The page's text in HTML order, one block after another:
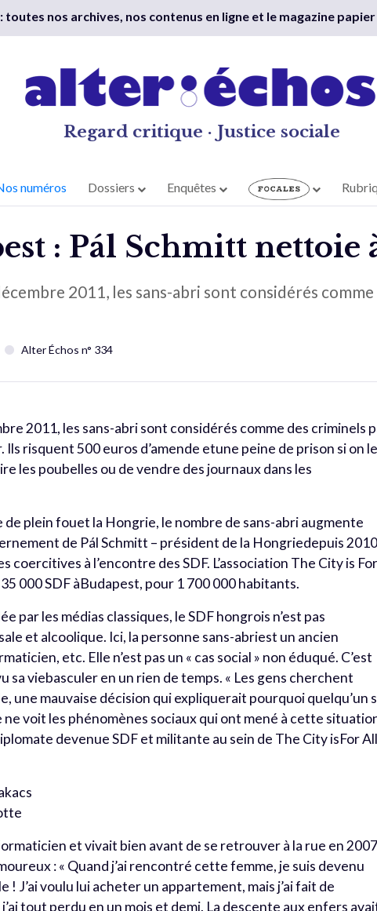
nos archives, nos contenus en ligne et le magazine papier
Regard critique · Justice sociale
numéros Dossiers Enquêtes
: Pál Schmitt nettoie
2011, les sans-abri sont considérés
Alter Échos n° 334
2011, les sans-abri sont considérés comme des criminels
risquent 500 euros d’amende etune peine de prison si on
les poubelles ou de vendre des journaux dans les
plein fouet la Hongrie, le nombre de sans-abri augmente
de Pál Schmitt – président de la Hongriedepuis
coercitives à l’encontre des SDF. L’association The City is For
000 SDF àBudapest, pour 1 700 000 habitants.
par les médias classiques, le SDF hongrois n’est pas
et alcoolique. Ici, la personne sans-abriest un ancien
etc. Elle n’est pas un « cas social » non éduqué. C’est
sa viebasculer en un rien de temps. « Les gens cherchent
une mauvaise décision qui expliquerait pourquoi quelqu’un
voit les phénomènes sociaux qui ont mené à cette
devenue SDF et militante au sein de The City isFor
et vivait bien avant de se retrouver à la rue en
: « Quand j’ai rencontré cette femme, je suis devenu
! J’ai voulu lui acheter un appartement, mais j’ai fait de
tout perdu en un mois et demi. La descente aux enfers